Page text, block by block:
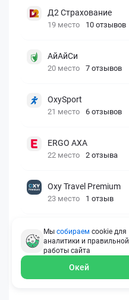
Д2 Страхование
19 место 10 отзывов
АйАйСи
20 место 7 отзывов
OxySport
21 место 6 отзывов
ERGO AXA
22 место 2 отзыва
Oxy Travel Premium
23 место 1 отзыв
УралСиб
24 место 1 отзыв
МАКС
Мы собираем cookie для
аналитики и правильной
работы сайта
Окей